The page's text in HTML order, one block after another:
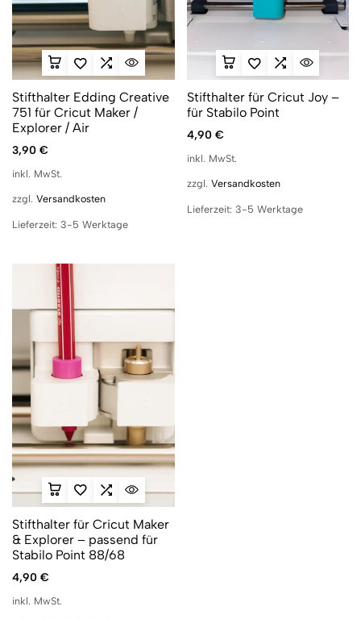
Stifthalter Edding Creative
751 für Cricut Maker /
Explorer / Air
3,90 €
inkl. MwSt.
zzgl. Versandkosten
Lieferzeit: 3-5 Werktage
Stifthalter für Cricut Joy –
für Stabilo Point
4,90 €
inkl. MwSt.
zzgl. Versandkosten
Lieferzeit: 3-5 Werktage
Stifthalter für Cricut Maker
& Explorer – passend für
Stabilo Point 88/68
4,90 €
inkl. MwSt.